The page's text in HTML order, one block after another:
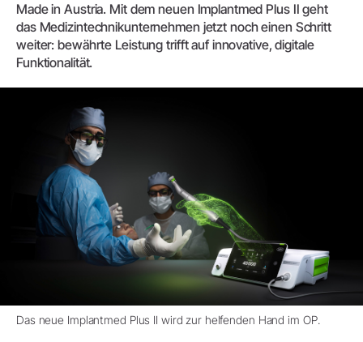
Made in Austria. Mit dem neuen Implantmed Plus II geht
das Medizintechnikunternehmen jetzt noch einen Schritt
weiter: bewährte Leistung trifft auf innovative, digitale
Funktionalität.
Das neue Implantmed Plus II wird zur helfenden Hand im OP.